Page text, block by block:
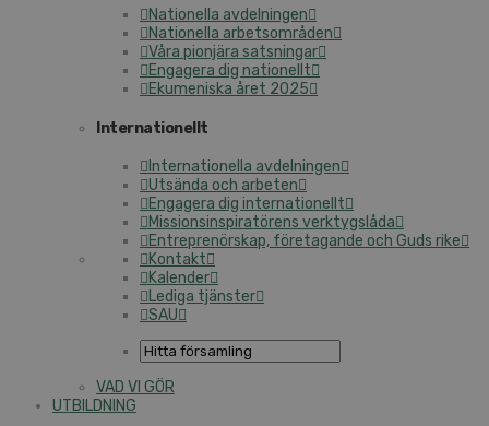
Nationella avdelningen
Nationella arbetsområden
Våra pionjära satsningar
Engagera dig nationellt
Ekumeniska året 2025
Internationellt
Internationella avdelningen
Utsända och arbeten
Engagera dig internationellt
Missionsinspiratörens verktygslåda
Entreprenörskap, företagande och Guds rike
Kontakt
Kalender
Lediga tjänster
SAU
VAD VI GÖR
UTBILDNING